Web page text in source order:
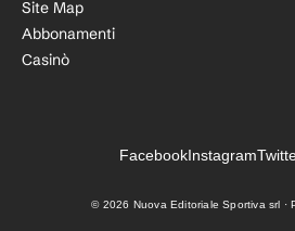
Site Map
Abbonamenti
Casinò
FacebookInstagram
© 2026 Nuova Editoriale Sportiva srl ·